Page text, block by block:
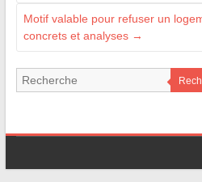
Motif valable pour refuser un
concrets et analyses →